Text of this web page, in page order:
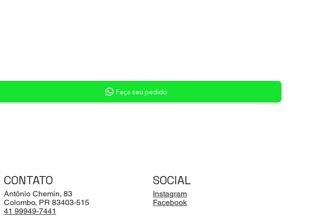
Faça seu pedido
CONTATO
Antônio Chemin, 83
Colombo, PR 83403-515
41 99949-7441
SOCIAL
Instagram
Facebook